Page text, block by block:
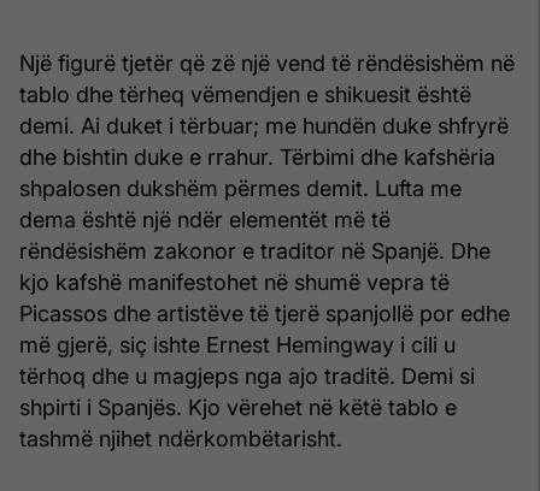
Një figurë tjetër që zë një vend të rëndësishëm në
tablo dhe tërheq vëmendjen e shikuesit është
demi. Ai duket i tërbuar; me hundën duke shfryrë
dhe bishtin duke e rrahur. Tërbimi dhe kafshëria
shpalosen dukshëm përmes demit. Lufta me
dema është një ndër elementët më të
rëndësishëm zakonor e traditor në Spanjë. Dhe
kjo kafshë manifestohet në shumë vepra të
Picassos dhe artistëve të tjerë spanjollë por edhe
më gjerë, siç ishte Ernest Hemingway i cili u
tërhoq dhe u magjeps nga ajo traditë. Demi si
shpirti i Spanjës. Kjo vërehet në këtë tablo e
tashmë njihet ndërkombëtarisht.